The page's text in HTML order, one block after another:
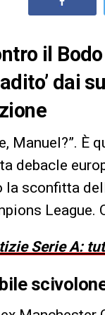
il
dai
Manuel?”.
debacle
la sconfitta
League.
Serie A: